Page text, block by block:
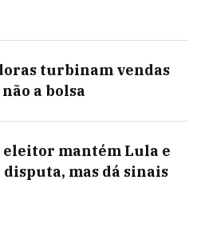
turbinam vendas
a bolsa
eleitor mantém Lula e
mas dá sinais